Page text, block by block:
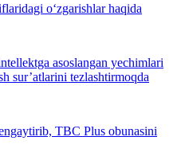
o‘zgarishlar haqida
asoslangan yechimlari
sur’atlarini tezlashtirmoqda
TBC Plus obunasini